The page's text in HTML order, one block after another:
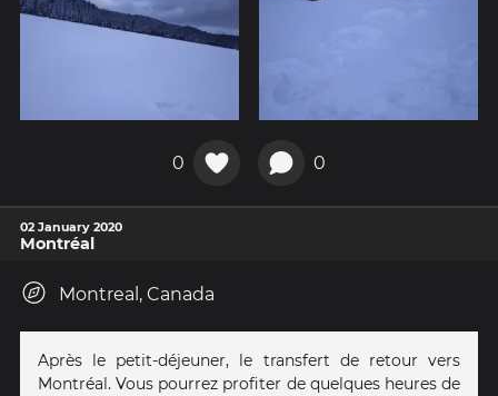
0 0
02 January 2020
Montréal
Montreal, Canada
Après le petit-déjeuner, le transfert de retour vers
Montréal. Vous pourrez profiter de quelques heures de